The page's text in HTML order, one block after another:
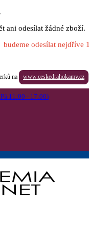
ani odesílat žádné zboží.
odesílat nejdříve
na www.ceskedrahokamy.cz
11:00 - 17:00)